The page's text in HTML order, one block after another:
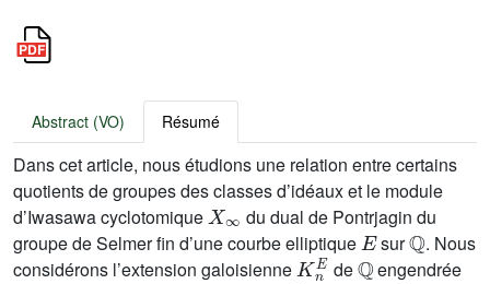
Abstract (VO) Résumé
Dans cet article, nous étudions une relation entre certains
quotients de groupes des classes d’idéaux et le module
d’Iwasawa cyclotomique
X∞
du dual de Pontrjagin du
groupe de Selmer fin d’une courbe elliptique
E
sur
ℚ
. Nous
considérons l’extension galoisienne
KnE
de
ℚ
engendrée